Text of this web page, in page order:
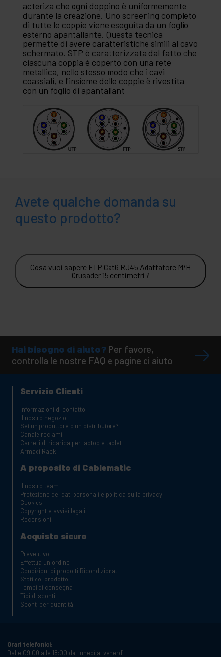
acteriza che ogni doppino è uniformemente
durante la creazione. Uno screening completo
di tutte le coppie viene eseguita da un foglio
esterno apantallante. Questa tecnica
permette di avere caratteristiche simili al cavo
schermato. STP è caratterizzata dal fatto che
ciascuna coppia è coperto con una rete
metallica, nello stesso modo che i cavi
coassiali, e l'insieme delle coppie è rivestita
con un foglio di apantallant
Avete qualche domanda su
questo prodotto?
Cosa vuoi sapere FTP Cat6 RJ45 Adattatore M/H
Crusader 15 centimetri ?
Hai bisogno di aiuto? Per favore,
controlla le nostre FAQ e pagine di aiuto
Servizio Clienti
Informazioni di contatto
Il nostro negozio
Sei un produttore o un distributore?
Canale reclami
Carrelli di ricarica per laptop e tablet
Armadi Rack
A proposito di Cablematic
Il nostro team
Protezione dei dati personali e politica sulla privacy
Cookies
Copyright e avvisi legali
Recensioni
Acquisto sicuro
Preventivo
Effettua un ordine
Condizioni di prodotti Ricondizionati
Stati del prodotto
Tempi di consegna
Tipi di sconti
Sconti per quantità
Orari telefonici:
Dalle 09:00 alle 18:00 dal lunedì al venerdì